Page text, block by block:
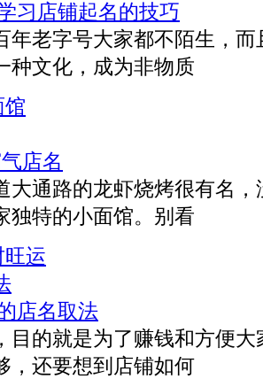
习店铺起名的技巧
老字号大家都不陌生，而
种文化，成为非物质
店名
大通路的龙虾烧烤很有名
独特的小面馆。别看
店名取法
的就是为了赚钱和方便大
，还要想到店铺如何